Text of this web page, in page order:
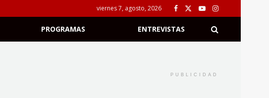
viernes 7, agosto, 2026
PROGRAMAS ENTREVISTAS
PUBLICIDAD